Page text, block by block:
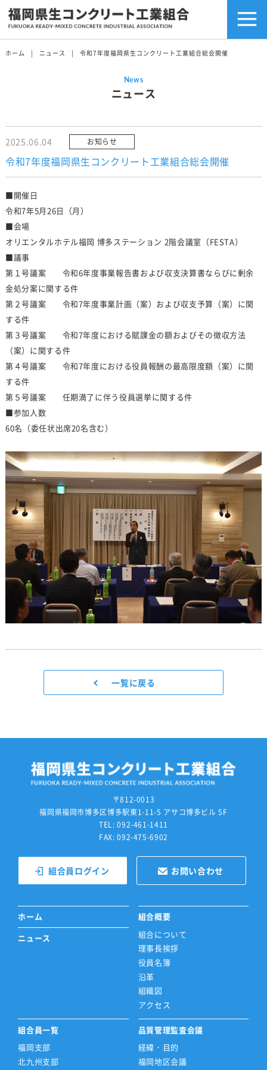
ホーム ニュース 令和7年度福岡県生コンクリート工業組合総会開催
News
ニュース
2025.06.04 お知らせ
令和7年度福岡県生コンクリート工業組合総会開催
■開催日
令和7年5月26日（月）
■会場
オリエンタルホテル福岡 博多ステーション 2階会議室（FESTA）
■議事
第１号議案 令和6年度事業報告書および収支決算書ならびに剰余
金処分案に関する件
第２号議案 令和7年度事業計画（案）および収支予算（案）に関
する件
第３号議案 令和7年度における賦課金の額およびその徴収方法
（案）に関する件
第４号議案 令和7年度における役員報酬の最高限度額（案）に関
する件
第５号議案 任期満了に伴う役員選挙に関する件
■参加人数
60名（委任状出席20名含む）
一覧に戻る
〒812-0013
福岡県福岡市博多区博多駅東1-11-5 アサコ博多ビル 5F
TEL: 092-461-1411
FAX: 092-475-6902
組合員ログイン お問い合わせ
ホーム
ニュース
組合概要
組合について
理事長挨拶
役員名簿
沿革
組織図
アクセス
組合員一覧
福岡支部
北九州支部
品質管理監査会議
経緯・目的
福岡地区会議